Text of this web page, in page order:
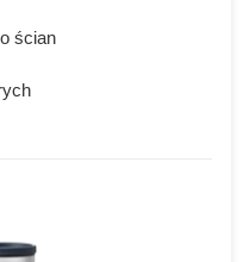
ścian